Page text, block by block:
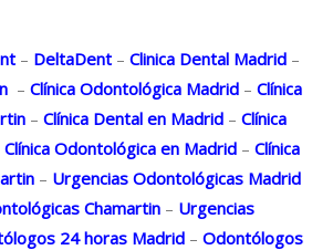
– DeltaDent – Clinica Dental Madrid –
– Clínica Odontológica Madrid– Clínica
– Clínica Dental en Madrid– Clínica
Clínica Odontológica en Madrid – Clínica
– Urgencias Odontológicas Madrid
Chamartin– Urgencias
24 horas Madrid– Odontólogos